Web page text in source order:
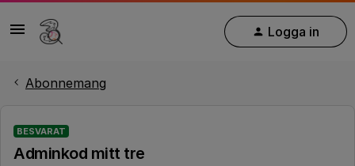
Logga in
Abonnemang
BESVARAT
Adminkod mitt tre